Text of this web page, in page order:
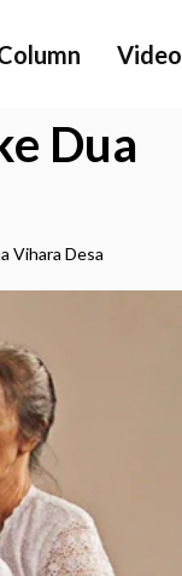
Video
Dua
Vihara Desa